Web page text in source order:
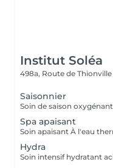
Institut Soléa
498a, Route de Thionville
Saisonnier
Spa apaisant
Hydra